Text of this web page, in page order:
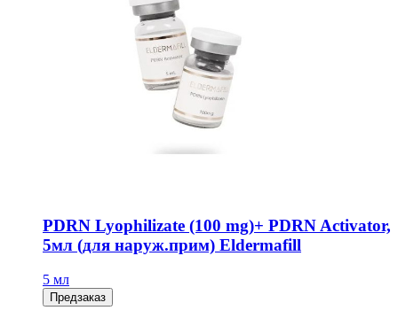
PDRN Lyophilizate (100 mg)+ PDRN Activator,
5мл (для наруж.прим) Eldermafill
5 мл
Предзаказ